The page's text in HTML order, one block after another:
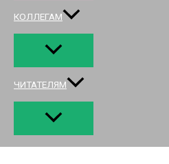
КОЛЛЕГАМ
ЧИТАТЕЛЯМ